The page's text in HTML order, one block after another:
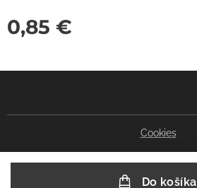
0,85 €
Do košíka
Cookies